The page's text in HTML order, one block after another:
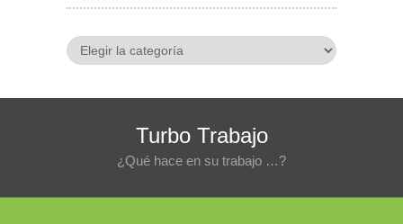
Categorías
Turbo Trabajo
¿Qué hace en su trabajo …?